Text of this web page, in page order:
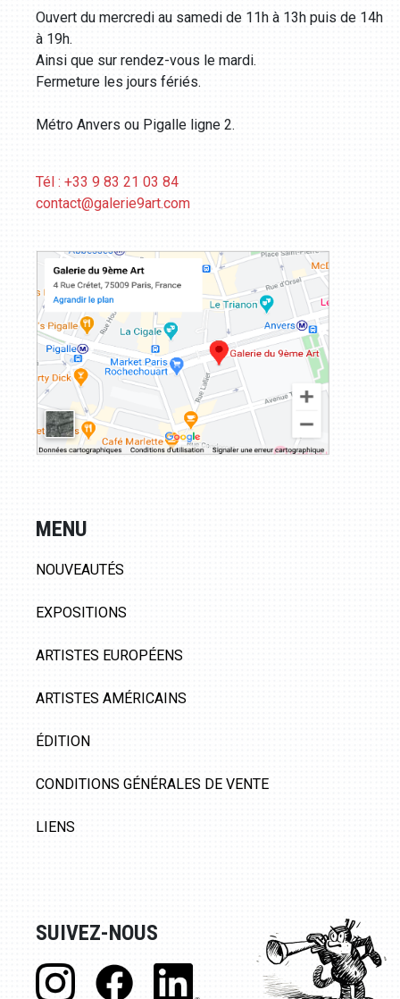
Ouvert du mercredi au samedi de 11h à 13h puis de 14h
à 19h.
Ainsi que sur rendez-vous le mardi.
Fermeture les jours fériés.
Métro Anvers ou Pigalle ligne 2.
Tél : +33 9 83 21 03 84
contact@galerie9art.com
MENU
NOUVEAUTÉS
EXPOSITIONS
ARTISTES EUROPÉENS
ARTISTES AMÉRICAINS
ÉDITION
CONDITIONS GÉNÉRALES DE VENTE
LIENS
SUIVEZ-NOUS